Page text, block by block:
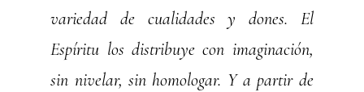
variedad de cualidades y dones. El
Espíritu los distribuye con imaginación,
sin nivelar, sin homologar. Y a partir de